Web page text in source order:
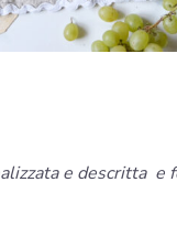
e descritta e